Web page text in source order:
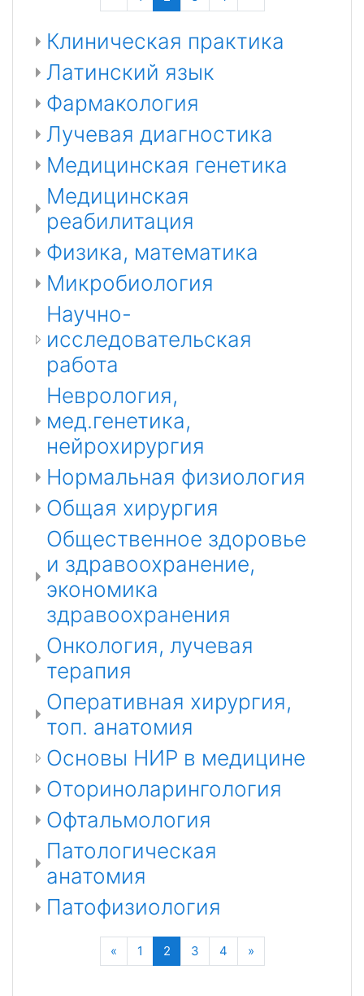
Клиническая практика
Латинский язык
Фармакология
Лучевая диагностика
Медицинская генетика
Медицинская
реабилитация
Физика, математика
Микробиология
Научно-
исследовательская
работа
Неврология,
мед.генетика,
нейрохирургия
Нормальная физиология
Общая хирургия
Общественное здоровье
и здравоохранение,
экономика
здравоохранения
Онкология, лучевая
терапия
Оперативная хирургия,
топ. анатомия
Основы НИР в медицине
Оториноларингология
Офтальмология
Патологическая
анатомия
Патофизиология
«Назад
1 2(текущая)
3 4 »Далее